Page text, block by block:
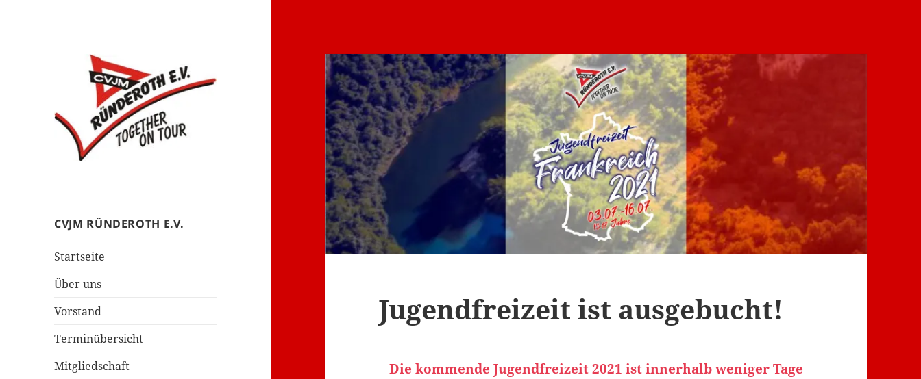
CVJM RÜNDEROTH E.V.
Startseite
Über uns
Vorstand
Terminübersicht
Mitgliedschaft
Jugendfreizeit ist ausgebucht!
Die kommende Jugendfreizeit 2021 ist innerhalb weniger Tage